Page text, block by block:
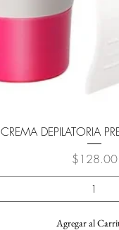
Vista rápida
CREMA DEPILATORIA
Precio
$128.00
Agregar al